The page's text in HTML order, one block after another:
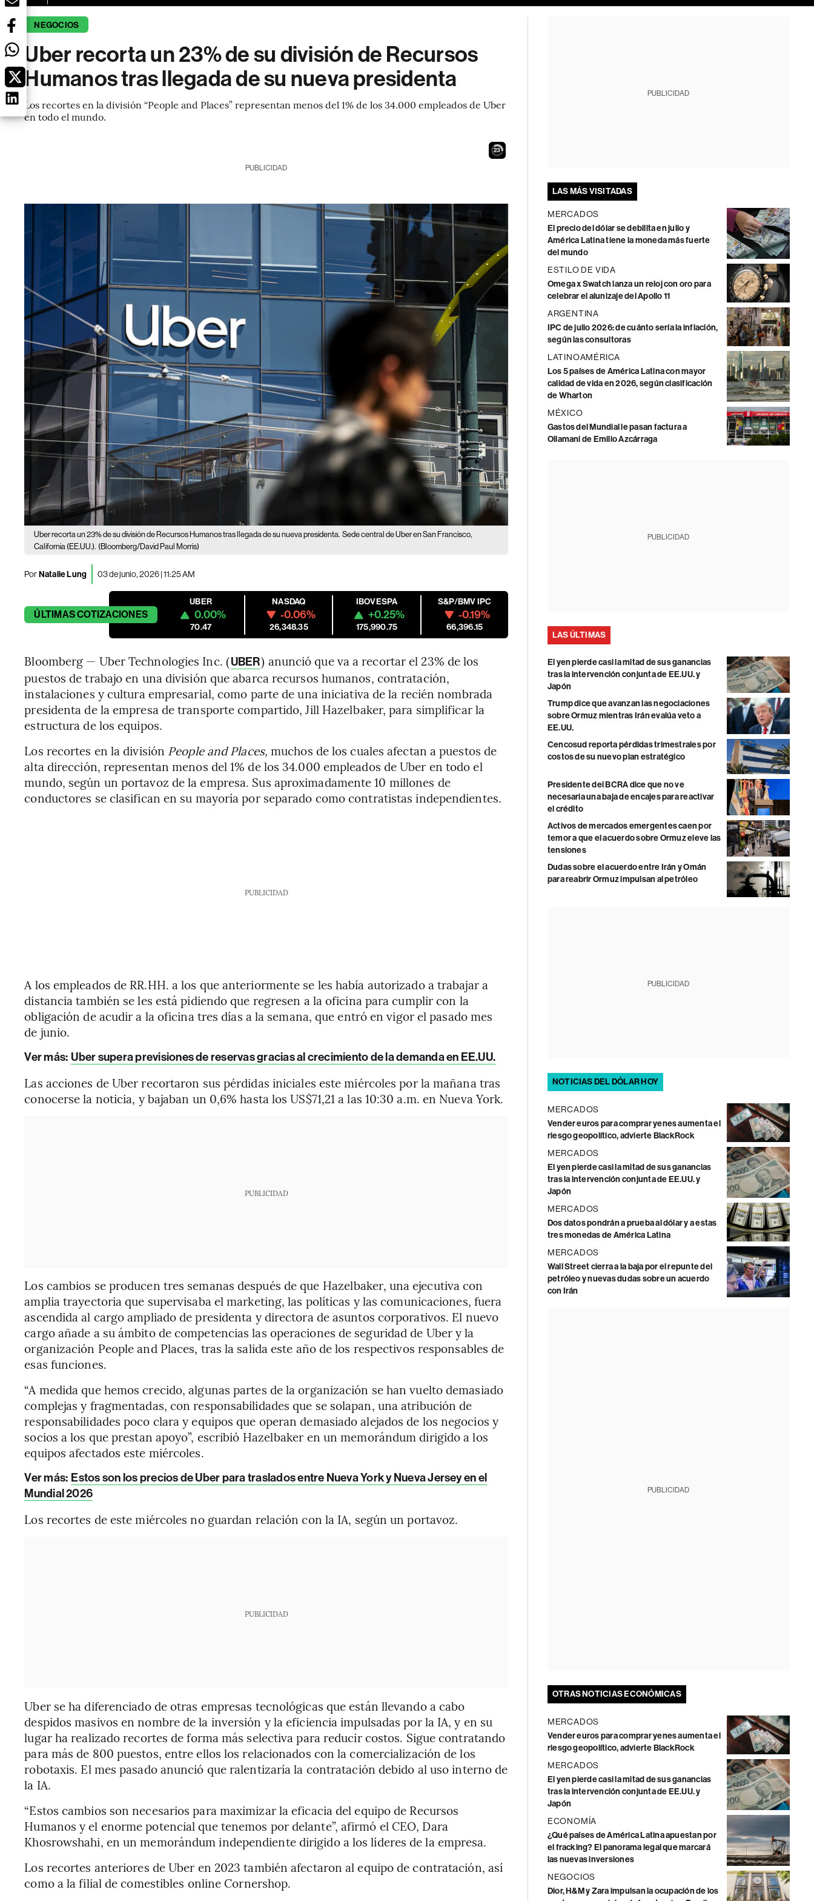
NEGOCIOS
Uber recorta un 23% de su división de Recursos
Humanos tras llegada de su nueva presidenta
Los recortes en la división “People and Places” representan menos del 1% de los 34.000 empleados de Uber
en todo el mundo.
21
PUBLICIDAD
Uber recorta un 23% de su división de Recursos Humanos tras llegada de su nueva presidenta. Sede central de Uber en San Francisco,
California (EE.UU.). (Bloomberg/David Paul Morris)
PorNatalie Lung 03 de junio, 2026 | 11:25 AM
ÚLTIMASCOTIZACIONES
UBER
0.00%
70.47
NASDAQ
-0.06%
26,348.35
IBOVESPA
+0.25%
175,990.75
S&P/BMV IPC
-0.19%
66,396.15
Bloomberg — Uber Technologies Inc. (UBER) anunció que va a recortar el 23% de los
puestos de trabajo en una división que abarca recursos humanos, contratación,
instalaciones y cultura empresarial, como parte de una iniciativa de la recién nombrada
presidenta de la empresa de transporte compartido, Jill Hazelbaker, para simplificar la
estructura de los equipos.
Los recortes en la división People and Places, muchos de los cuales afectan a puestos de
alta dirección, representan menos del 1% de los 34.000 empleados de Uber en todo el
mundo, según un portavoz de la empresa. Sus aproximadamente 10 millones de
conductores se clasifican en su mayoría por separado como contratistas independientes.
PUBLICIDAD
A los empleados de RR.HH. a los que anteriormente se les había autorizado a trabajar a
distancia también se les está pidiendo que regresen a la oficina para cumplir con la
obligación de acudir a la oficina tres días a la semana, que entró en vigor el pasado mes
de junio.
Ver más: Uber supera previsiones de reservas gracias al crecimiento de la demanda en EE.UU.
Las acciones de Uber recortaron sus pérdidas iniciales este miércoles por la mañana tras
conocerse la noticia, y bajaban un 0,6% hasta los US$71,21 a las 10:30 a.m. en Nueva York.
PUBLICIDAD
Los cambios se producen tres semanas después de que Hazelbaker, una ejecutiva con
amplia trayectoria que supervisaba el marketing, las políticas y las comunicaciones, fuera
ascendida al cargo ampliado de presidenta y directora de asuntos corporativos. El nuevo
cargo añade a su ámbito de competencias las operaciones de seguridad de Uber y la
organización People and Places, tras la salida este año de los respectivos responsables de
esas funciones.
“A medida que hemos crecido, algunas partes de la organización se han vuelto demasiado
complejas y fragmentadas, con responsabilidades que se solapan, una atribución de
responsabilidades poco clara y equipos que operan demasiado alejados de los negocios y
socios a los que prestan apoyo”, escribió Hazelbaker en un memorándum dirigido a los
equipos afectados este miércoles.
Ver más: Estos son los precios de Uber para traslados entre Nueva York y Nueva Jersey en el
Mundial 2026
Los recortes de este miércoles no guardan relación con la IA, según un portavoz.
PUBLICIDAD
Uber se ha diferenciado de otras empresas tecnológicas que están llevando a cabo
despidos masivos en nombre de la inversión y la eficiencia impulsadas por la IA, y en su
lugar ha realizado recortes de forma más selectiva para reducir costos. Sigue contratando
para más de 800 puestos, entre ellos los relacionados con la comercialización de los
robotaxis. El mes pasado anunció que ralentizaría la contratación debido al uso interno de
la IA.
“Estos cambios son necesarios para maximizar la eficacia del equipo de Recursos
Humanos y el enorme potencial que tenemos por delante”, afirmó el CEO, Dara
Khosrowshahi, en un memorándum independiente dirigido a los líderes de la empresa.
Los recortes anteriores de Uber en 2023 también afectaron al equipo de contratación, así
como a la filial de comestibles online Cornershop.
PUBLICIDAD
LAS MÁS VISITADAS
MERCADOS
El precio del dólar se debilita en julio y
América Latina tiene la moneda más fuerte
del mundo
ESTILO DE VIDA
Omega x Swatch lanza un reloj con oro para
celebrar el alunizaje del Apollo 11
ARGENTINA
IPC de julio 2026: de cuánto sería la inflación,
según las consultoras
LATINOAMÉRICA
Los 5 países de América Latina con mayor
calidad de vida en 2026, según clasificación
de Wharton
MÉXICO
Gastos del Mundial le pasan factura a
Ollamani de Emilio Azcárraga
PUBLICIDAD
LAS ÚLTIMAS
El yen pierde casi la mitad de sus ganancias
tras la intervención conjunta de EE.UU. y
Japón
Trump dice que avanzan las negociaciones
sobre Ormuz mientras Irán evalúa veto a
EE.UU.
Cencosud reporta pérdidas trimestrales por
costos de su nuevo plan estratégico
Presidente del BCRA dice que no ve
necesaria una baja de encajes para reactivar
el crédito
Activos de mercados emergentes caen por
temor a que el acuerdo sobre Ormuz eleve las
tensiones
Dudas sobre el acuerdo entre Irán y Omán
para reabrir Ormuz impulsan al petróleo
PUBLICIDAD
NOTICIAS DEL DÓLAR HOY
MERCADOS
Vender euros para comprar yenes aumenta el
riesgo geopolítico, advierte BlackRock
MERCADOS
El yen pierde casi la mitad de sus ganancias
tras la intervención conjunta de EE.UU. y
Japón
MERCADOS
Dos datos pondrán a prueba al dólar y a estas
tres monedas de América Latina
MERCADOS
Wall Street cierra a la baja por el repunte del
petróleo y nuevas dudas sobre un acuerdo
con Irán
PUBLICIDAD
OTRAS NOTICIAS ECONÓMICAS
MERCADOS
Vender euros para comprar yenes aumenta el
riesgo geopolítico, advierte BlackRock
MERCADOS
El yen pierde casi la mitad de sus ganancias
tras la intervención conjunta de EE.UU. y
Japón
ECONOMÍA
¿Qué países de América Latina apuestan por
el fracking? El panorama legal que marcará
las nuevas inversiones
NEGOCIOS
Dior, H&M y Zara impulsan la ocupación de los